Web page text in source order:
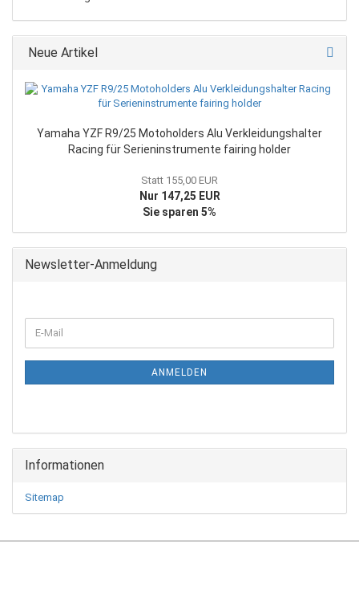
Neue Artikel
Yamaha YZF R9/25 Motoholders Alu Verkleidungshalter
Racing für Serieninstrumente fairing holder
Statt 155,00 EUR
Nur 147,25 EUR
Sie sparen 5%
Newsletter-Anmeldung
ZUR
NEWSLETTER-
E-
Mail
ANMELDEN
Informationen
Sitemap